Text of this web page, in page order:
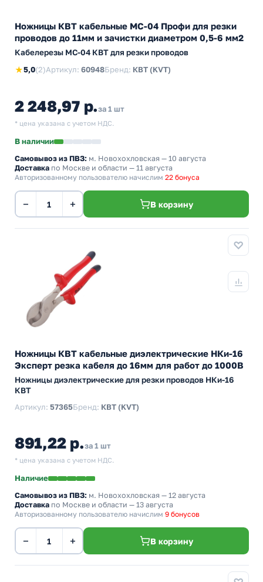
Ножницы КВТ кабельные MC-04 Профи для резки
проводов до 11мм и зачистки диаметром 0,5-6 мм2
Кабелерезы MC-04 КВТ для резки проводов
★5,0(2)Артикул: 60948Бренд: КВТ (KVT)
2 248,97 р.за 1 шт
* цена указана с учетом НДС.
В наличии
Самовывоз из ПВЗ: м. Новохохловская — 10 августа
Доставка по Москве и области — 11 августа
Авторизованному пользователю начислим 22 бонуса
− + В корзину
Ножницы КВТ кабельные диэлектрические НКи-16
Эксперт резка кабеля до 16мм для работ до 1000В
Ножницы диэлектрические для резки проводов НКи-16
КВТ
Артикул: 57365Бренд: КВТ (KVT)
891,22 р.за 1 шт
* цена указана с учетом НДС.
Наличие
Самовывоз из ПВЗ: м. Новохохловская — 12 августа
Доставка по Москве и области — 13 августа
Авторизованному пользователю начислим 9 бонусов
− + В корзину